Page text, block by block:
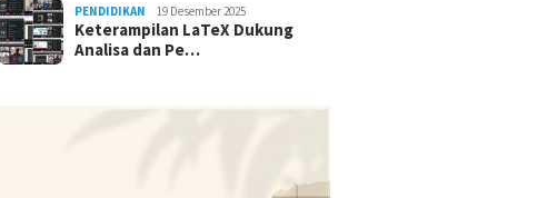
PENDIDIKAN 19 Desember 2025
Keterampilan LaTeX Dukung
Analisa dan Pe…